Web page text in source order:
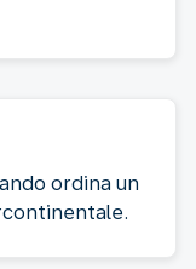
ordina un